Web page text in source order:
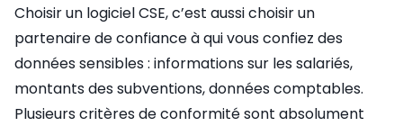
Choisir un logiciel CSE, c’est aussi choisir un
partenaire de confiance à qui vous confiez des
données sensibles : informations sur les salariés,
montants des subventions, données comptables.
Plusieurs critères de conformité sont absolument